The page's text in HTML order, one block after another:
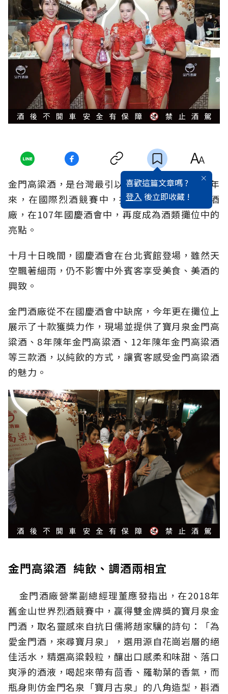
喜歡這篇文章嗎 ?
登入 後立即收藏 !
金門高粱酒，是台灣最引以為傲的白酒奇蹟，近年
來，在國際烈酒競賽中，抱回多項大獎的金門酒
廠，在107年國慶酒會中，再度成為酒類攤位中的
亮點。
十月十日晚間，國慶酒會在台北賓館登場，雖然天
空飄著細雨，仍不影響中外賓客享受美食、美酒的
興致。
金門酒廠從不在國慶酒會中缺席，今年更在攤位上
展示了十款獲獎力作，現場並提供了寶月泉金門高
粱酒、8年陳年金門高粱酒、12年陳年金門高粱酒
等三款酒，以純飲的方式，讓賓客感受金門高粱酒
的魅力。
金門高粱酒 純飲、調酒兩相宜
金門酒廠營業副總經理董應發指出，在2018年
舊金山世界烈酒競賽中，贏得雙金牌獎的寶月泉金
門酒，取名靈感來自抗日儒將趙家驤的詩句：「為
愛金門酒，來尋寶月泉」，選用源自花崗岩層的絕
佳活水，精選高粱穀粒，釀出口感柔和味甜、落口
爽淨的酒液，喝起來帶有茴香、羅勒葉的香氣，而
瓶身則仿金門名泉「寶月古泉」的八角造型，斟酒